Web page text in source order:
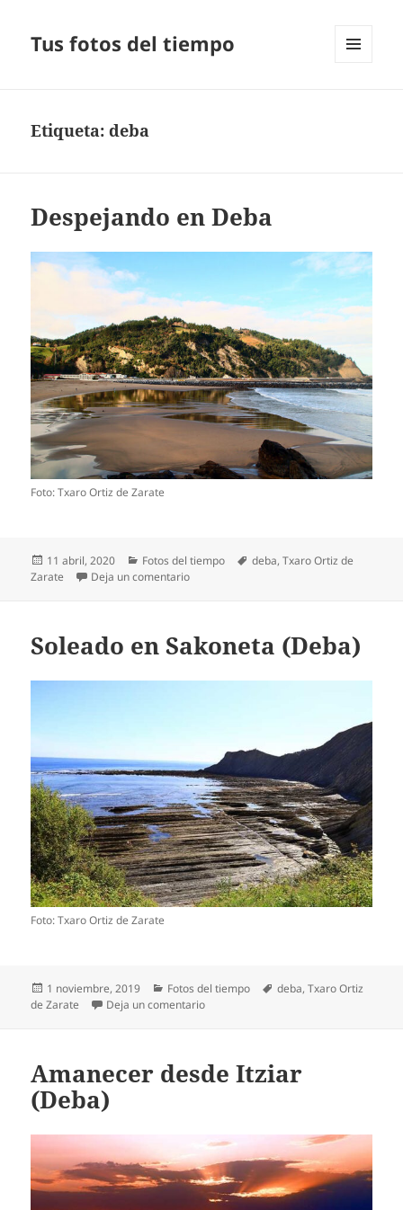
Tus fotos del tiempo
Etiqueta:deba
Despejando en Deba
Foto: Txaro Ortiz de Zarate
Publicado
el
11 abril, 2020 Categorías
Fotos del tiempo Etiquetas
deba,Txaro Ortiz de
Zarate
Deja un comentarioen Despejando en Deba
Soleado en Sakoneta (Deba)
Foto: Txaro Ortiz de Zarate
Publicado
el
1 noviembre, 2019 Categorías
Fotos del tiempo Etiquetas
deba,Txaro Ortiz
de Zarate
Deja un comentarioen Soleado en Sakoneta (Deba)
Amanecer desde Itziar
(Deba)